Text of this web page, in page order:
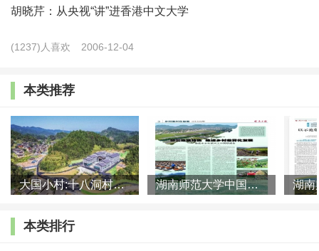
体，承包经营权归农户，这是我国农村改革的重大创
的意愿，把农民土地承包经营权分为承包权和经营权，
实现承包权和经营权分置并行，这是我国农村改革的又
一次重大创新。农村土地“三权分置”重大理论创新，对
完善农村基本经营制度，推进农业农村现代化，产生和
释放出巨大的改革动力和制度效能。在脱贫攻坚方面，
习近平总书记创造性地提出精准扶贫理念，创新扶贫工
胡晓芹：从央视“讲”进香港中文大学
(1237)人喜欢 2006-12-04
本类推荐
大国小村:十八洞村的现代变迁是一道美丽的风景线 湖南师范大学中国乡村振兴研究院课题组:突出地域特色 推进乡村
本类排行